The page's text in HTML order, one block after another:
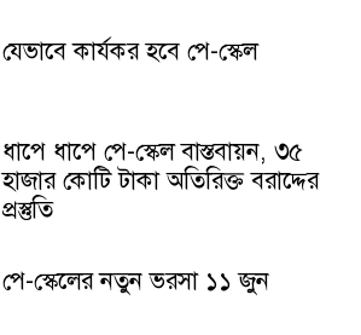
যেভাবে কার্যকর হবে পে-স্কেল
ধাপে ধাপে পে-স্কেল বাস্তবায়ন, ৩৫
হাজার কোটি টাকা অতিরিক্ত বরাদ্দের
প্রস্তুতি
পে-স্কেলের নতুন ভরসা ১১ জুন